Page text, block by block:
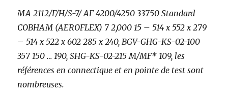
MA 2112/F/H/S-7/ AF 4200/4250 33750 Standard
COBHAM (AEROFLEX) 7 2,000 15 – 514 x 552 x 279
– 514 x 522 x 602 285 x 240, BGV-GHG-KS-02-100
357 150 … 190, SHG-KS-02-215 M/MF* 109, les
références en connectique et en pointe de test sont
nombreuses.